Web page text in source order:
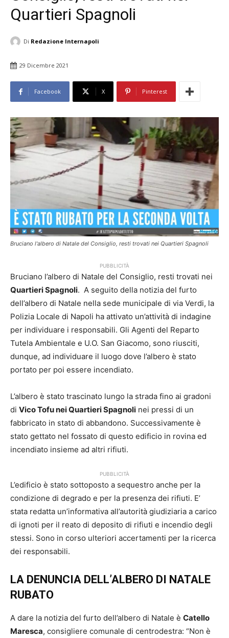
Quartieri Spagnoli
Di Redazione Internapoli
29 Dicembre 2021
Facebook X Pinterest
Bruciano l'albero di Natale del Consiglio, resti trovati nei Quartieri Spagnoli
PUBBLICITÀ
Bruciano l’albero di Natale del Consiglio, resti trovati nei
Quartieri Spagnoli. A seguito della notizia del furto
dell’albero di Natale nella sede municipale di via Verdi, la
Polizia Locale di Napoli ha attivato un’attività di indagine
per individuare i responsabili. Gli Agenti del Reparto
Tutela Ambientale e U.O. San Giacomo, sono riusciti,
dunque, ad individuare il luogo dove l’albero è stato
portato per poi essere incendiato.
L’albero è stato trascinato lungo la strada fino ai gradoni
di Vico Tofu nei Quartieri Spagnoli nei pressi di un
fabbricato in stato di abbandono. Successivamente è
stato gettato nel fossato di questo edificio in rovina ed
incendiato insieme ad altri rifiuti.
PUBBLICITÀ
L’edificio è stato sottoposto a sequestro anche per la
condizione di degrado e per la presenza dei rifiuti. E’
stata redatta un’informativa all’autorità giudiziaria a carico
di ignoti per il reato di deposito di rifiuti e incendio degli
stessi. Sono in corso ulteriori accertamenti per la ricerca
dei responsabili.
LA DENUNCIA DELL’ALBERO DI NATALE
RUBATO
A dare la notizia del furto dell’albero di Natale è Catello
Maresca, consigliere comunale di centrodestra: “Non è